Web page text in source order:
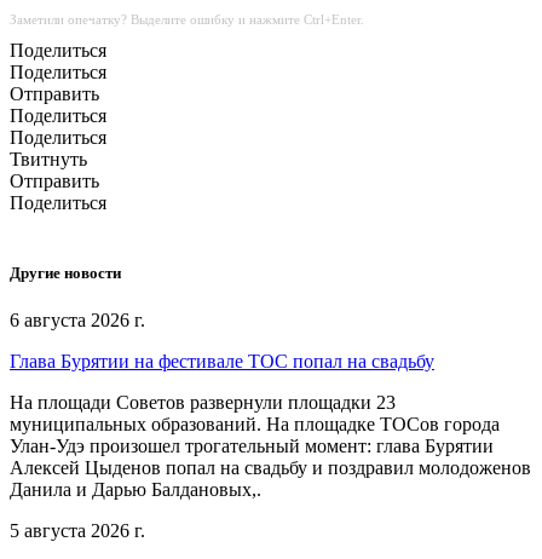
Заметили опечатку? Выделите ошибку и нажмите Ctrl+Enter.
Поделиться
Поделиться
Отправить
Поделиться
Поделиться
Твитнуть
Отправить
Поделиться
Другие новости
6 августа 2026 г.
Глава Бурятии на фестивале ТОС попал на свадьбу
На площади Советов развернули площадки 23
муниципальных образований. На площадке ТОСов города
Улан-Удэ произошел трогательный момент: глава Бурятии
Алексей Цыденов попал на свадьбу и поздравил молодоженов
Данила и Дарью Балдановых,.
5 августа 2026 г.